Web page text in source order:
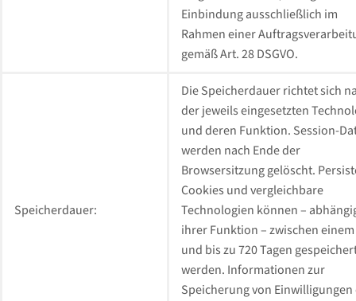
Einbindung ausschließlich im
Rahmen einer
gemäß Art. 28 DSGVO.
Speicherdauer:
Die Speicherdauer richtet sich
der jeweils eingesetzten
und deren Funktion. Session-
werden nach Ende der
Browsersitzung gelöscht.
Cookies und vergleichbare
Technologien können –
ihrer Funktion – zwischen einem
und bis zu 720 Tagen
werden. Informationen zur
Speicherung von